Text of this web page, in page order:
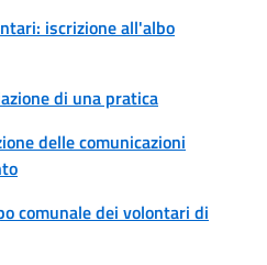
iscrizione all'albo
di una pratica
delle comunicazioni
comunale dei volontari di